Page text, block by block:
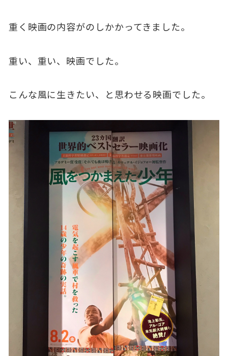
重く映画の内容がのしかかってきました。
重い、重い、映画でした。
こんな風に生きたい、と思わせる映画でした。